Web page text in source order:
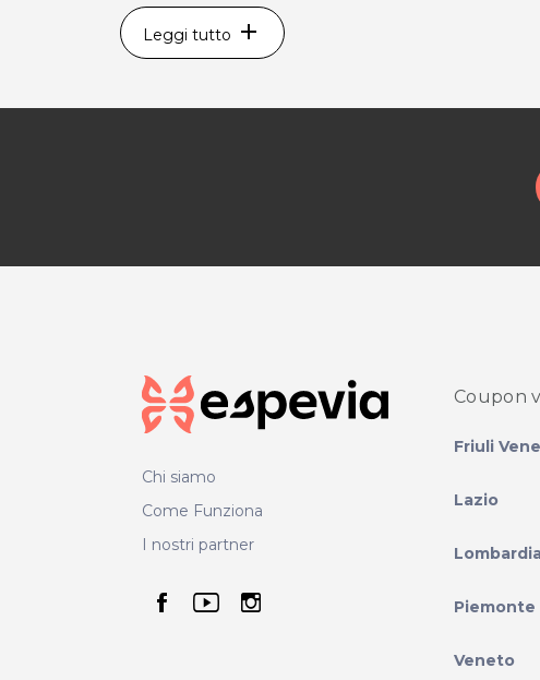
Per ulteriori informazioni sull'offerta o sulle modalità di
a
posta@espevia.it
Leggi tutto add
Chi siamo
Come Funziona
I nostri partner
seguici su facebook
seguici su youtube
seguici su instagram
Coupon
Friuli
Lazio
Piemonte
Veneto